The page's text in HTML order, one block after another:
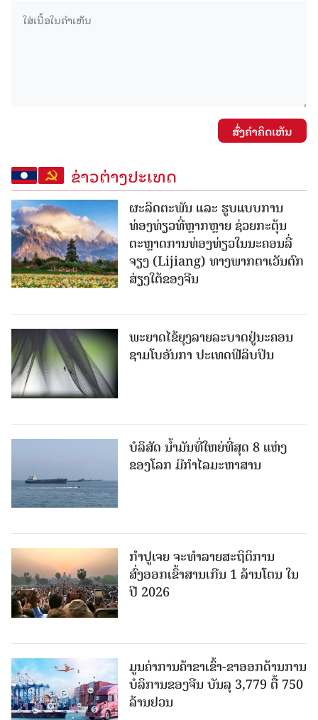
ສົ່ງຄໍາຄິດເຫັນ
ຂ່າວຕ່າງປະເທດ
ຜະລິດຕະພັນ ແລະ ຮູບແບບການ
ທ່ອງທ່ຽວທີ່ຫຼາກຫຼາຍ ຊ່ວຍກະຕຸ້ນ
ຕະຫຼາດການທ່ອງທ່ຽວໃນນະຄອນລີ່
ຈຽງ (Lijiang) ທາງພາກຕາເວັນຕົກ
ສ່ຽງໃຕ້ຂອງຈີນ
ພະຍາດໄຂ້ຍຸງລາຍລະບາດຢູ່ນະຄອນ
ຊາມໂບ​ອັນກາ ປະເທດຟີລິບປິນ
ບໍລິສັດ ນ້ຳມັນທີ່ໃຫຍ່ທີ່ສຸດ 8 ແຫ່ງ
ຂອງໂລກ ມີກຳໄລມະຫາສານ
ກຳປູເຈຍ ຈະທຳລາຍສະຖິຕິການ
ສົ່ງອອກເຂົ້າສານເກີນ 1 ລ້ານໂຕນ ໃນ
ປີ 2026
ມູນຄ່າການຄ້າຂາເຂົ້າ-ຂາອອກດ້ານການ
ບໍລິການຂອງຈີນ ບັນລຸ 3,779 ຕື້ 750
ລ້ານຢວນ